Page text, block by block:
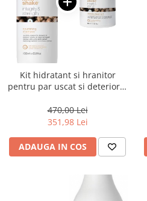
Kit hidratant si hranitor
pentru par uscat si deteriorat
Strength
470,00 Lei
351,98 Lei
ADAUGA IN COS